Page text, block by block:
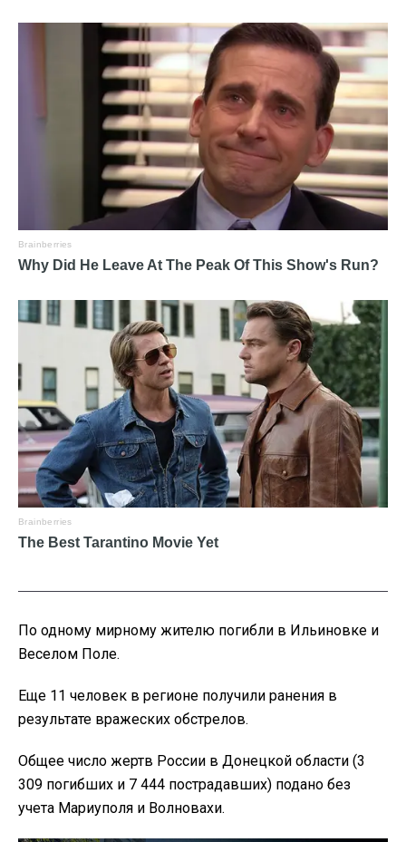
По одному мирному жителю погибли в Ильиновке и
Веселом Поле.
Еще 11 человек в регионе получили ранения в
результате вражеских обстрелов.
Общее число жертв России в Донецкой области (3
309 погибших и 7 444 пострадавших) подано без
учета Мариуполя и Волновахи.